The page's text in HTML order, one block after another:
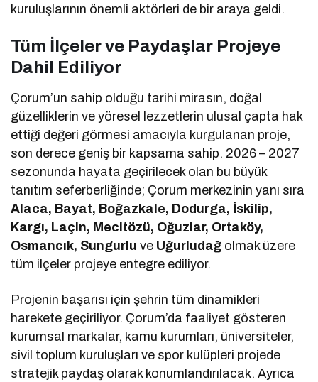
kuruluşlarının önemli aktörleri de bir araya geldi.
Tüm İlçeler ve Paydaşlar Projeye
Dahil Ediliyor
Çorum’un sahip olduğu tarihi mirasın, doğal
güzelliklerin ve yöresel lezzetlerin ulusal çapta hak
ettiği değeri görmesi amacıyla kurgulanan proje,
son derece geniş bir kapsama sahip. 2026 – 2027
sezonunda hayata geçirilecek olan bu büyük
tanıtım seferberliğinde; Çorum merkezinin yanı sıra
Alaca, Bayat, Boğazkale, Dodurga, İskilip,
Kargı, Laçin, Mecitözü, Oğuzlar, Ortaköy,
Osmancık, Sungurlu ve Uğurludağ olmak üzere
tüm ilçeler projeye entegre ediliyor.
Projenin başarısı için şehrin tüm dinamikleri
harekete geçiriliyor. Çorum’da faaliyet gösteren
kurumsal markalar, kamu kurumları, üniversiteler,
sivil toplum kuruluşları ve spor kulüpleri projede
stratejik paydaş olarak konumlandırılacak. Ayrıca